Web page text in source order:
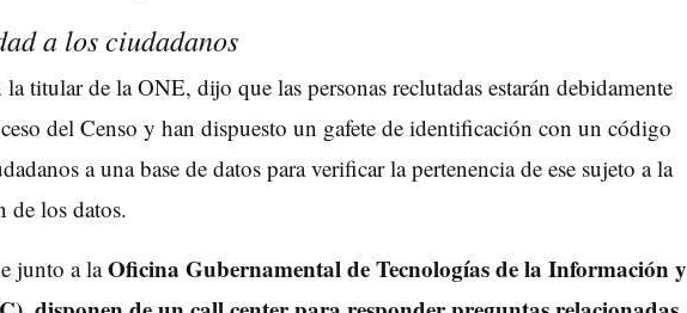
a los ciudadanos
titular de la ONE, dijo que las personas reclutadas estarán debidamente
del Censo y han dispuesto un gafete de identificación con un código
a una base de datos para verificar la pertenencia de ese sujeto a la
de los datos.
junto a laOficina Gubernamental de Tecnologías de la Información y